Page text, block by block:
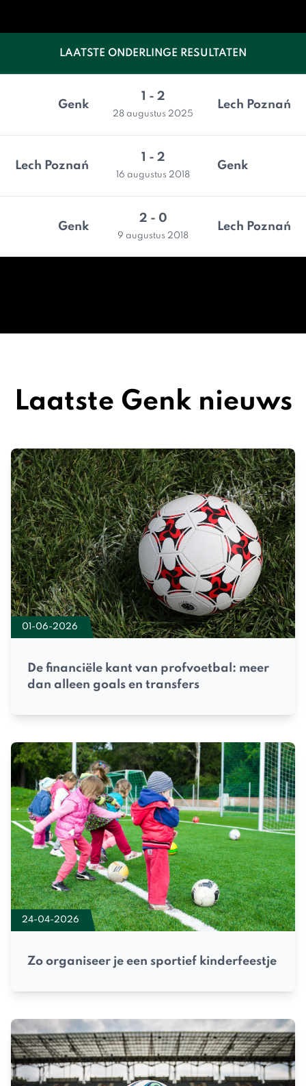
LAATSTE ONDERLINGE RESULTATEN
Genk
1 - 2
28 augustus 2025
Lech Poznań
Lech Poznań
1 - 2
16 augustus 2018
Genk
Genk
2 - 0
9 augustus 2018
Lech Poznań
Laatste Genk nieuws
01-06-2026
De financiële kant van profvoetbal: meer
dan alleen goals en transfers
24-04-2026
Zo organiseer je een sportief kinderfeestje